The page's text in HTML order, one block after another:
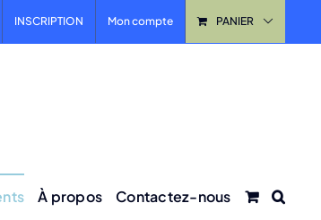
INSCRIPTION Mon compte PANIER
À propos Contactez-nous